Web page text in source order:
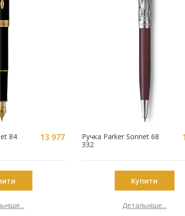
84
13 977
Ручка Parker Sonnet 68
332
Купити
Детальніше...